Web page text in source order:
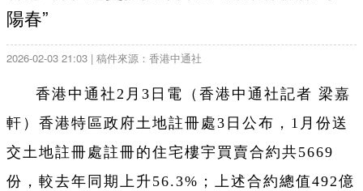
陽春”
2026-02-03 21:03 | 稿件來源：香港中通社
香港中通社2月3日電（香港中通社記者 梁嘉
軒）香港特區政府土地註冊處3日公布，1月份送
交土地註冊處註冊的住宅樓宇買賣合約共5669
份，較去年同期上升56.3%；上述合約總值492億